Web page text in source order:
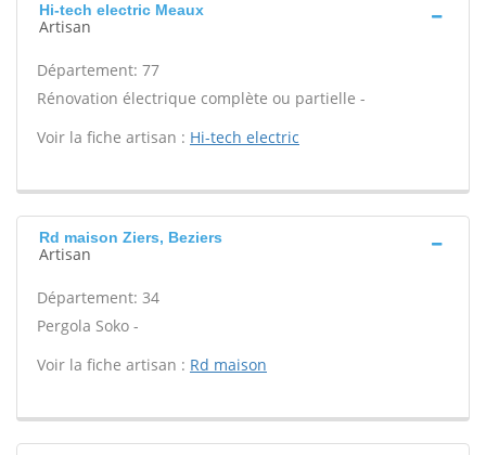
Hi-tech electric Meaux
Artisan
Département: 77
Rénovation électrique complète ou partielle -
Voir la fiche artisan : Hi-tech electric
Rd maison Ziers, Beziers
Artisan
Département: 34
Pergola Soko -
Voir la fiche artisan : Rd maison